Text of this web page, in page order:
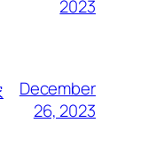
2023
December
26, 2023